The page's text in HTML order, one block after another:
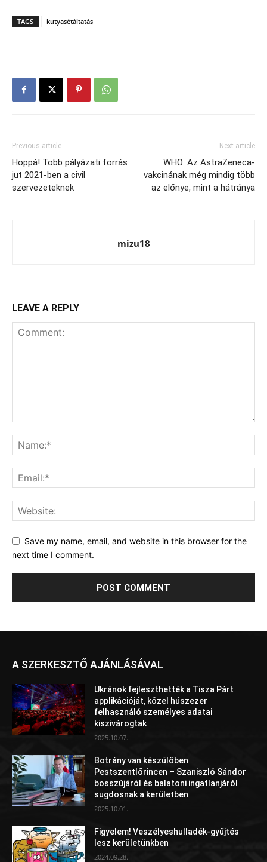
TAGS kutyasétáltatás
Previous article
Hoppá! Több pályázati forrás
jut 2021-ben a civil
szervezeteknek
Next article
WHO: Az AstraZeneca-
vakcinának még mindig több
az előnye, mint a hátránya
mizu18
LEAVE A REPLY
Save my name, email, and website in this browser for the
next time I comment.
A SZERKESZTŐ AJÁNLÁSÁVAL
Ukránok fejleszthették a Tisza Párt
applikációját, közel húszezer
felhasználó személyes adatai
kiszivárogtak
2025.10.07.
Botrány van készülőben
Pestszentlőrincen – Szaniszló Sándor
bosszújáról és balatoni ingatlanjáról
sugdosnak a kerületben
2025.10.01.
Figyelem! Veszélyeshulladék-gyűjtés
lesz kerületünkben
2024.09.28.